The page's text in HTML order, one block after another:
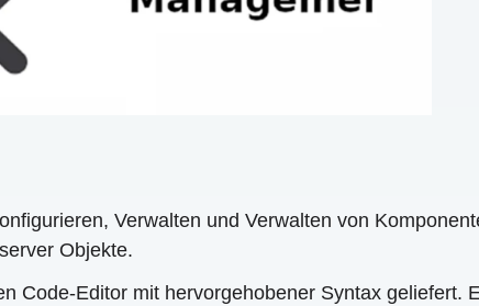
Verwalten und Verwalten von
Objekte.
Code-Editor mit hervorgehobener Syntax geliefert.